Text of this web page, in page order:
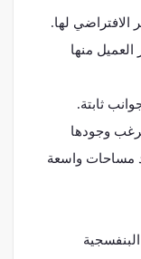
الافتراضي لها.
العميل منها
ثابتة.
وجودها
مساحات واسعة